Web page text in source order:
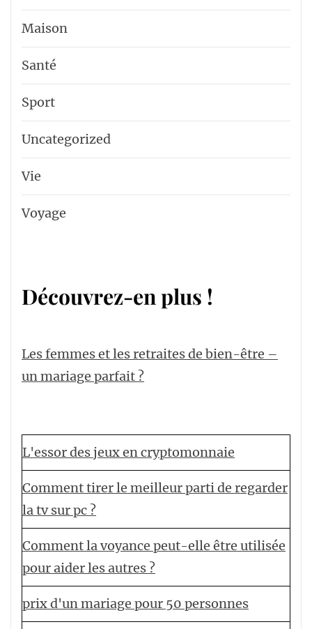
Maison
Santé
Sport
Uncategorized
Vie
Voyage
Découvrez-en plus !
Les femmes et les retraites de bien-être –
un mariage parfait ?
L'essor des jeux en cryptomonnaie
Comment tirer le meilleur parti de regarder
la tv sur pc ?
Comment la voyance peut-elle être utilisée
pour aider les autres ?
prix d'un mariage pour 50 personnes